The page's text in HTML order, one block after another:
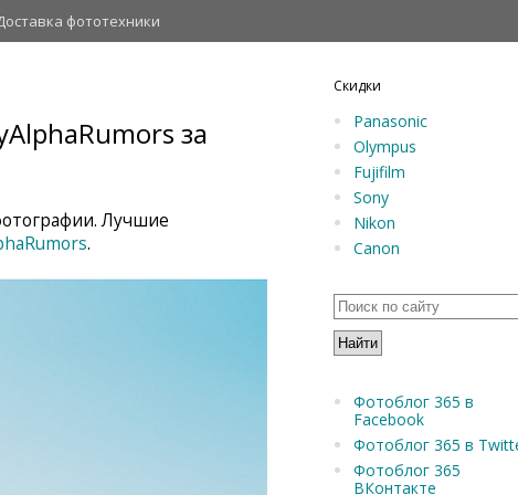
фототехники
за
Лучшие
.
Скидки
Panasonic
Olympus
Fujifilm
Sony
Nikon
Canon
Фотоблог 365 в
Facebook
Фотоблог 365 в
Фотоблог 365
ВКонтакте